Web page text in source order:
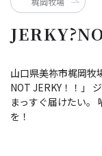
山口県美祢市梶岡牧
NOT JERKY！！」
まっすぐ届けたい。
を！